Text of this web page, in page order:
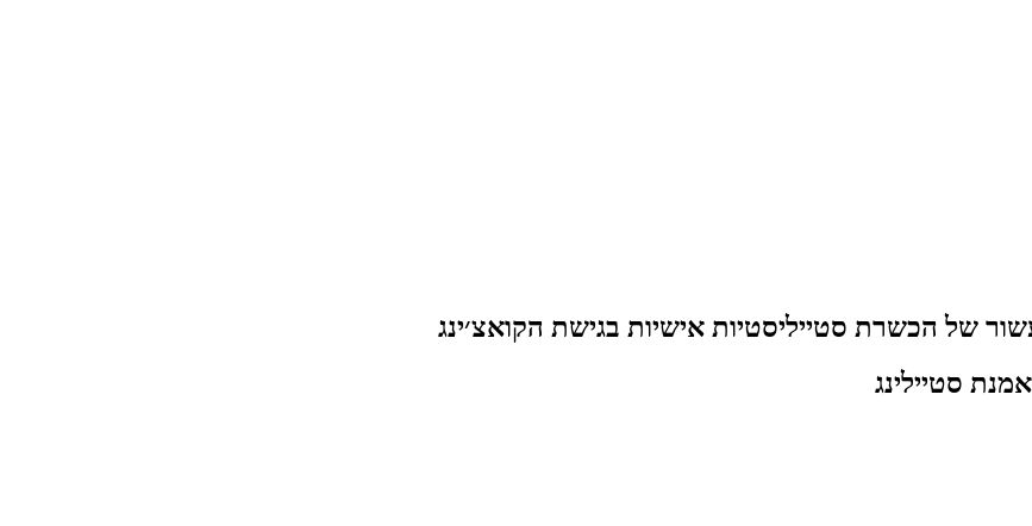
של הכשרת סטייליסטיות אישיות בגישת הקואצ׳ינג
סטיילינג